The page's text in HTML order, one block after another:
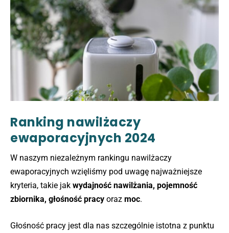
Ranking nawilżaczy
ewaporacyjnych 2024
W naszym niezależnym rankingu nawilżaczy
ewaporacyjnych wzięliśmy pod uwagę najważniejsze
kryteria, takie jak wydajność nawilżania, pojemność
zbiornika, głośność pracy oraz moc.
Głośność pracy jest dla nas szczególnie istotna z punktu